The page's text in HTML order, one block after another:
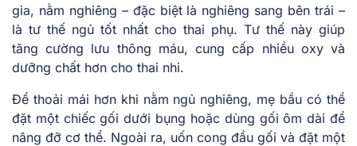
gia, nằm nghiêng – đặc biệt là nghiêng sang bên trái –
là tư thế ngủ tốt nhất cho thai phụ. Tư thế này giúp
tăng cường lưu thông máu, cung cấp nhiều oxy và
dưỡng chất hơn cho thai nhi.
Để thoải mái hơn khi nằm ngủ nghiêng, mẹ bầu có thể
đặt một chiếc gối dưới bụng hoặc dùng gối ôm dài để
nâng đỡ cơ thể. Ngoài ra, uốn cong đầu gối và đặt một